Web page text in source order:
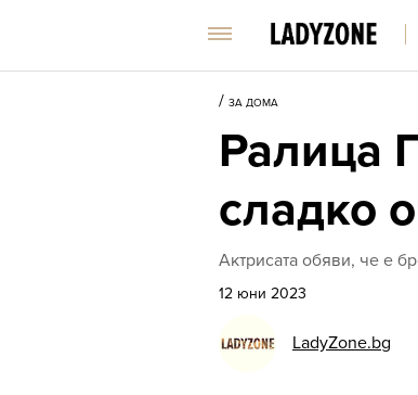
/ ЗА ДОМА
Ралица
сладко
Актрисата обяви, че е
12 юни 2023
LadyZone.bg